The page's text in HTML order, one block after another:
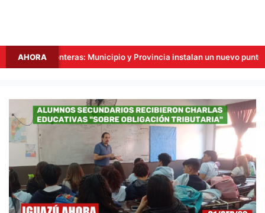
AHORA
Fronteras: Municipio y Provincia instalan un nuevo punto de
ALUMNOS
SECUNDARIOS
RECIBIERON
CHARLAS
EDUCATIVAS
«SOBRE
OBLIGACIÓN
TRIBUTARIA»